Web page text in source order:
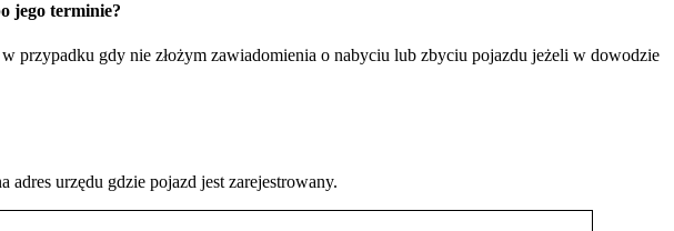
jego terminie?
przypadku gdy nie złożym zawiadomienia o nabyciu lub zbyciu pojazdu jeżeli w dowodzie
urzędu gdzie pojazd jest zarejestrowany.